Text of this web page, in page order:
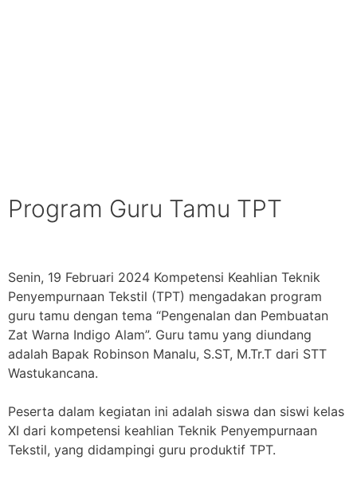
Program Guru Tamu TPT
Senin, 19 Februari 2024 Kompetensi Keahlian Teknik
Penyempurnaan Tekstil (TPT) mengadakan program
guru tamu dengan tema “Pengenalan dan Pembuatan
Zat Warna Indigo Alam”. Guru tamu yang diundang
adalah Bapak Robinson Manalu, S.ST, M.Tr.T dari STT
Wastukancana.
Peserta dalam kegiatan ini adalah siswa dan siswi kelas
XI dari kompetensi keahlian Teknik Penyempurnaan
Tekstil, yang didampingi guru produktif TPT.